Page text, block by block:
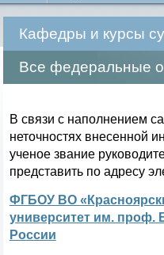
Кафедры и курсы
Все федеральные
В связи с наполнением
неточностях внесенной
ученое звание
представить по адресу
ФГБОУ ВО
университет им. проф.
России